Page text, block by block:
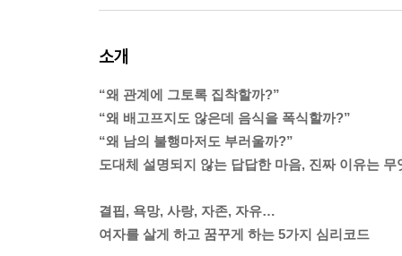
소개
“왜 관계에 그토록 집착할까?”
“왜 배고프지도 않은데 음식을 폭식할까?”
“왜 남의 불행마저도 부러울까?”
도대체 설명되지 않는 답답한 마음, 진짜 이유는 무
결핍, 욕망, 사랑, 자존, 자유…
여자를 살게 하고 꿈꾸게 하는 5가지 심리코드